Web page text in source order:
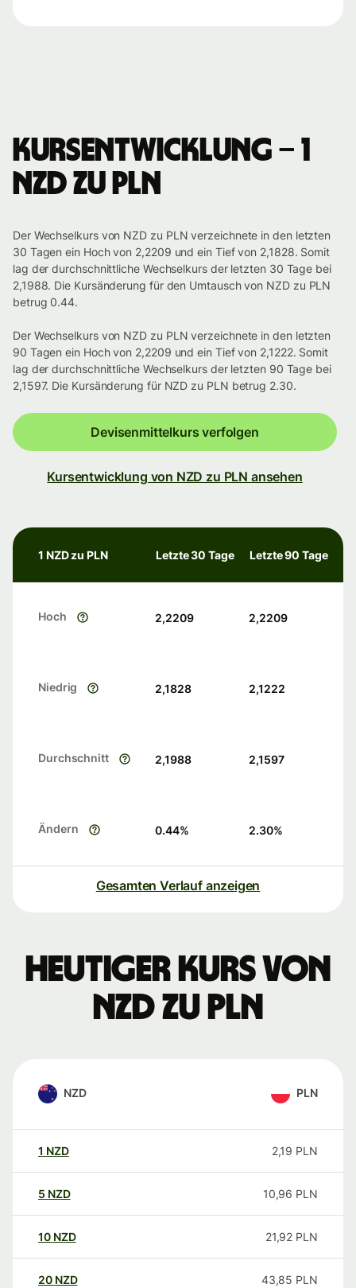
Kursentwicklung – 1
NZD zu PLN
Der Wechselkurs von NZD zu PLN verzeichnete in den letzten
30 Tagen ein Hoch von 2,2209 und ein Tief von 2,1828. Somit
lag der durchschnittliche Wechselkurs der letzten 30 Tage bei
2,1988. Die Kursänderung für den Umtausch von NZD zu PLN
betrug 0.44.
Der Wechselkurs von NZD zu PLN verzeichnete in den letzten
90 Tagen ein Hoch von 2,2209 und ein Tief von 2,1222. Somit
lag der durchschnittliche Wechselkurs der letzten 90 Tage bei
2,1597. Die Kursänderung für NZD zu PLN betrug 2.30.
Devisenmittelkurs verfolgen
Kursentwicklung von NZD zu PLN ansehen
1 NZD zu PLN Letzte 30 Tage Letzte 90 Tage
Hoch 2,2209 2,2209
Niedrig 2,1828 2,1222
Durchschnitt 2,1988 2,1597
Ändern 0.44% 2.30%
Gesamten Verlauf anzeigen
Heutiger Kurs von
NZD zu PLN
NZD PLN
1 NZD 2,19 PLN
5 NZD 10,96 PLN
10 NZD 21,92 PLN
20 NZD 43,85 PLN